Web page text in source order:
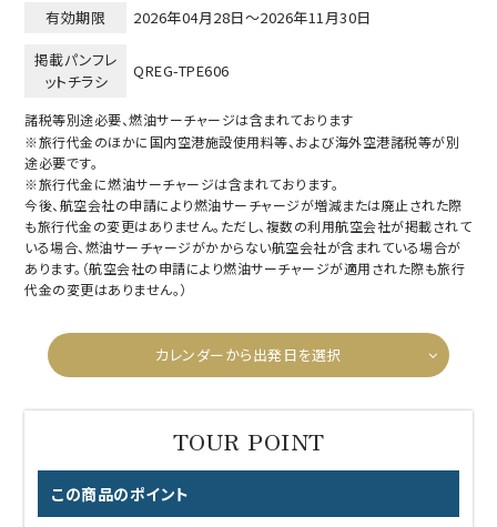
有効期限
2026年04月28日～2026年11月30日
掲載パンフレ
ットチラシ
QREG-TPE606
諸税等別途必要、燃油サーチャージは含まれております
※旅行代金のほかに国内空港施設使用料等、および海外空港諸税等が別
途必要です。
※旅行代金に燃油サーチャージは含まれております。
今後、航空会社の申請により燃油サーチャージが増減または廃止された際
も旅行代金の変更はありません。ただし、複数の利用航空会社が掲載されて
いる場合、燃油サーチャージがかからない航空会社が含まれている場合が
あります。（航空会社の申請により燃油サーチャージが適用された際も旅行
代金の変更はありません。）
カレンダーから出発日を選択
この商品のポイント